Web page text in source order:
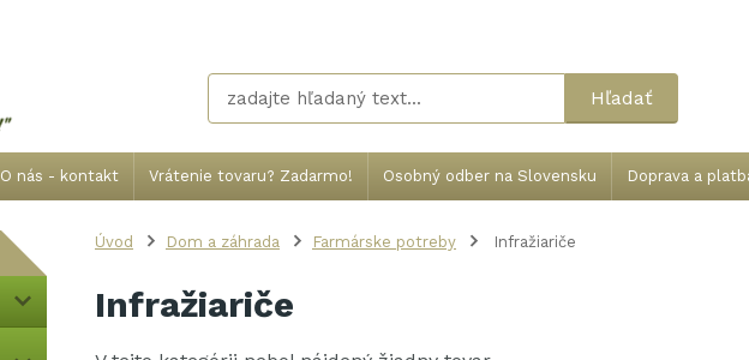
O nás - kontakt Vrátenie tovaru? Zadarmo! Osobný odber na Slovensku Doprava a
Hľadať
Úvod Dom a záhrada Farmárske potreby Infražiariče
Infražiariče